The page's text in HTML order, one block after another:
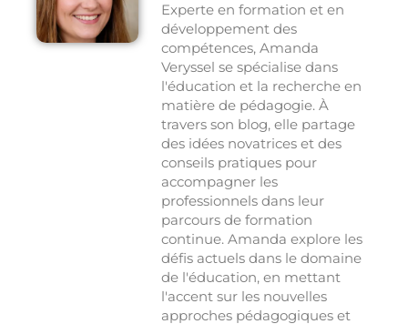
Experte en formation et en
développement des
compétences, Amanda
Veryssel se spécialise dans
l'éducation et la recherche en
matière de pédagogie. À
travers son blog, elle partage
des idées novatrices et des
conseils pratiques pour
accompagner les
professionnels dans leur
parcours de formation
continue. Amanda explore les
défis actuels dans le domaine
de l'éducation, en mettant
l'accent sur les nouvelles
approches pédagogiques et